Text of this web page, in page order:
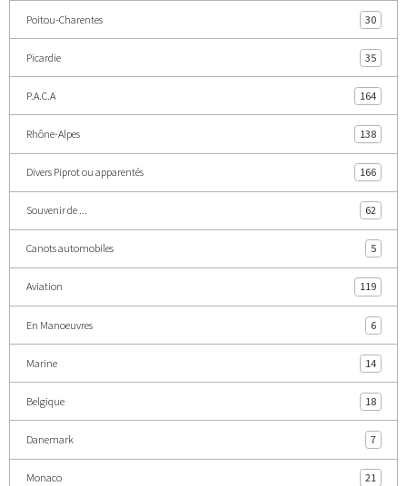
Poitou-Charentes 30
Picardie 35
P.A.C.A 164
Rhône-Alpes 138
Divers Piprot ou apparentés 166
Souvenir de ... 62
Canots automobiles 5
Aviation 119
En Manoeuvres 6
Marine 14
Belgique 18
Danemark 7
Monaco 21